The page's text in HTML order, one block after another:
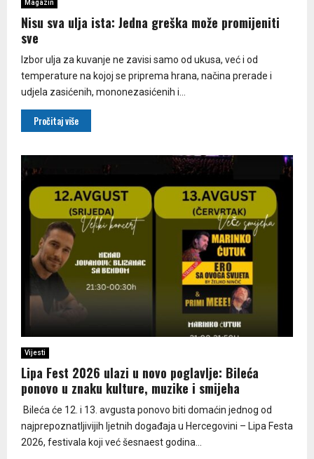
Magazin
Nisu sva ulja ista: Jedna greška može promijeniti
sve
Izbor ulja za kuvanje ne zavisi samo od ukusa, već i od
temperature na kojoj se priprema hrana, načina prerade i
udjela zasićenih, mononezasićenih i...
Pročitaj više
Vijesti
Lipa Fest 2026 ulazi u novo poglavlje: Bileća
ponovo u znaku kulture, muzike i smijeha
Bileća će 12. i 13. avgusta ponovo biti domaćin jednog od
najprepoznatljivijih ljetnih događaja u Hercegovini – Lipa Festa
2026, festivala koji već šesnaest godina...